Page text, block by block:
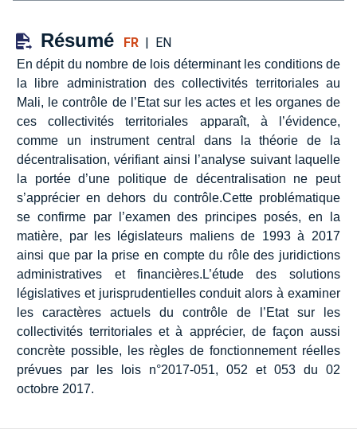
Résumé FR | EN
En dépit du nombre de lois déterminant les conditions de
la libre administration des collectivités territoriales au
Mali, le contrôle de l’Etat sur les actes et les organes de
ces collectivités territoriales apparaît, à l’évidence,
comme un instrument central dans la théorie de la
décentralisation, vérifiant ainsi l’analyse suivant laquelle
la portée d’une politique de décentralisation ne peut
s’apprécier en dehors du contrôle.Cette problématique
se confirme par l’examen des principes posés, en la
matière, par les législateurs maliens de 1993 à 2017
ainsi que par la prise en compte du rôle des juridictions
administratives et financières.L’étude des solutions
législatives et jurisprudentielles conduit alors à examiner
les caractères actuels du contrôle de l’Etat sur les
collectivités territoriales et à apprécier, de façon aussi
concrète possible, les règles de fonctionnement réelles
prévues par les lois n°2017-051, 052 et 053 du 02
octobre 2017.